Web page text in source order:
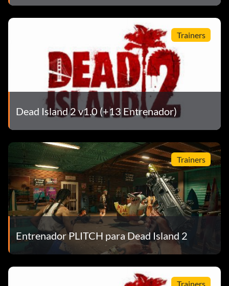
Trainers
Dead Island 2 v1.0 (+13 Entrenador)
Trainers
Entrenador PLITCH para Dead Island 2
Trainers